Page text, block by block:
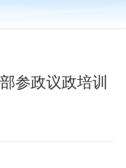
参政议政培训